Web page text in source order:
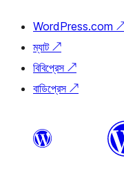
WordPress.com
ম্যাট ↗
বিবিপ্রেস ↗
বাডিপ্রেস ↗